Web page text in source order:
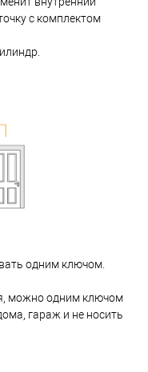
с комплектом
одним ключом.
можно одним ключом
гараж и не носить